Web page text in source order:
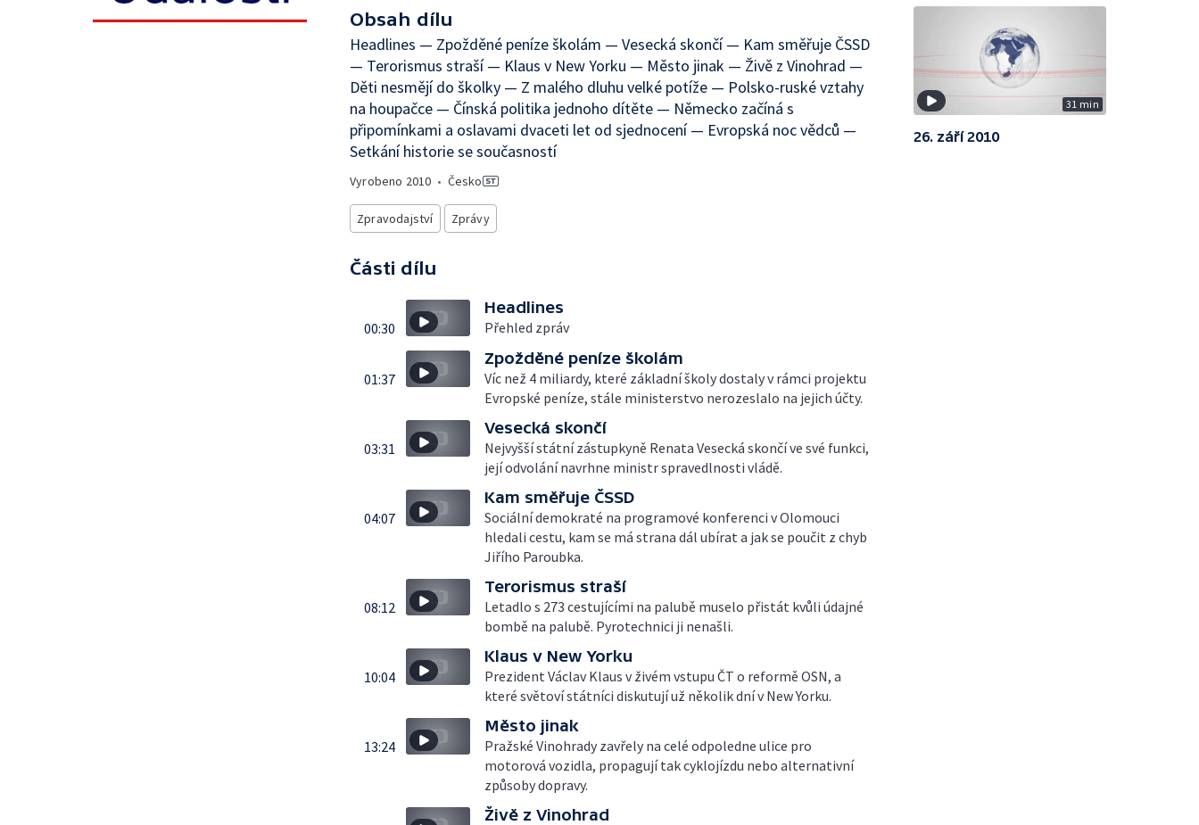
Obsah dílu
Headlines — Zpožděné peníze školám — Vesecká skončí — Kam směřuje ČSSD
— Terorismus straší — Klaus v New Yorku — Město jinak — Živě z Vinohrad —
Děti nesmějí do školky — Z malého dluhu velké potíže — Polsko-ruské vztahy
na houpačce — Čínská politika jednoho dítěte — Německo začíná s
připomínkami a oslavami dvaceti let od sjednocení — Evropská noc vědců —
Setkání historie se současností
Vyrobeno 2010 • Česko
Zpravodajství Zprávy
Části dílu
00:30
Headlines
Přehled zpráv
01:37
Zpožděné peníze školám
Víc než 4 miliardy, které základní školy dostaly v rámci projektu
Evropské peníze, stále ministerstvo nerozeslalo na jejich účty.
03:31
Vesecká skončí
Nejvyšší státní zástupkyně Renata Vesecká skončí ve své funkci,
její odvolání navrhne ministr spravedlnosti vládě.
04:07
Kam směřuje ČSSD
Sociální demokraté na programové konferenci v Olomouci
hledali cestu, kam se má strana dál ubírat a jak se poučit z chyb
Jiřího Paroubka.
08:12
Terorismus straší
Letadlo s 273 cestujícími na palubě muselo přistát kvůli údajné
bombě na palubě. Pyrotechnici ji nenašli.
10:04
Klaus v New Yorku
Prezident Václav Klaus v živém vstupu ČT o reformě OSN, a
které světoví státníci diskutují už několik dní v New Yorku.
13:24
Město jinak
Pražské Vinohrady zavřely na celé odpoledne ulice pro
motorová vozidla, propagují tak cyklojízdu nebo alternativní
způsoby dopravy.
Živě z Vinohrad
31 min
26. září 2010